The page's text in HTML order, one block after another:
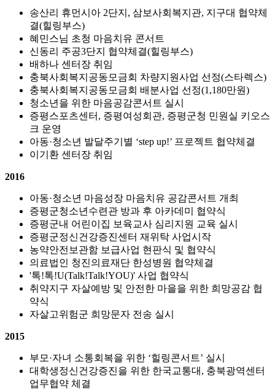
송산리 휴먼시아 2단지, 삼보사회복지관, 지구대 협약체
결(힐링부스)
혜민스님 초청 마음치유 콘서트
신동리 주공3단지 협약체결(힐링부스)
배하나 센터장 취임
충북사회복지공동모금회 차량지원사업 선정(스타렉스)
충북사회복지공동모금회 배분사업 선정(1,180만원)
청소년을 위한 마음공감콘서트 실시
증평스포츠센터, 증평여성회관, 증평군청 민원실 키오스
크 운영
아동·청소년 발달주기별 ‘step up!’ 프로젝트 협약체결
이기환 센터장 취임
2016
아동·청소년 마음성장 마음치유 공감콘서트 개최
증평군청소년수련관 방과 후 아카데미 협약식
증평군내 어린이집 보육교사 심리지원 교육 실시
증평군정신건강증진센터 재위탁 사업시작
농약안전보관함 보급사업 현판식 및 협약식
의료법인 청진의료재단 한성병원 협약체결
'톡!톡!U(Talk!Talk!YOU)' 사업 협약식
취약지구 자살예방 및 안전한 마을을 위한 희망공감 협
약식
자살고위험군 희망문자 전송 실시
2015
부모·자녀 소통회복을 위한 ‘힐링콘서트’ 실시
대학생정신건강증진을 위한 한국교통대, 충북광역센터
업무협약 체결